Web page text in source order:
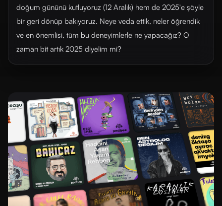
doğum gününü kutluyoruz (12 Aralık) hem de 2025'e şöyle
bir geri dönüp bakıyoruz. Neye veda ettik, neler öğrendik
ve en önemlisi, tüm bu deneyimlerle ne yapacağız? O
zaman bit artık 2025 diyelim mi?